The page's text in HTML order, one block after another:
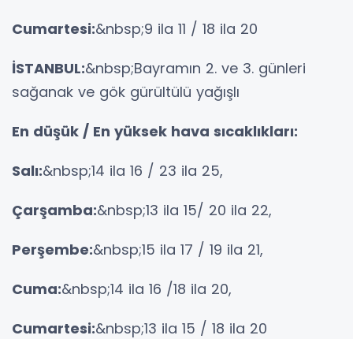
Cumartesi:&nbsp;9 ila 11 / 18 ila 20
İSTANBUL:&nbsp;Bayramın 2. ve 3. günleri
sağanak ve gök gürültülü yağışlı
En düşük / En yüksek hava sıcaklıkları:
Salı:&nbsp;14 ila 16 / 23 ila 25,
Çarşamba:&nbsp;13 ila 15/ 20 ila 22,
Perşembe:&nbsp;15 ila 17 / 19 ila 21,
Cuma:&nbsp;14 ila 16 /18 ila 20,
Cumartesi:&nbsp;13 ila 15 / 18 ila 20